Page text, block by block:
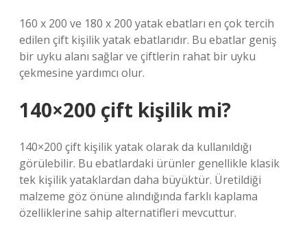
160 x 200 ve 180 x 200 yatak ebatları en çok tercih
edilen çift kişilik yatak ebatlarıdır. Bu ebatlar geniş
bir uyku alanı sağlar ve çiftlerin rahat bir uyku
çekmesine yardımcı olur.
140×200 çift kişilik mi?
140×200 çift kişilik yatak olarak da kullanıldığı
görülebilir. Bu ebatlardaki ürünler genellikle klasik
tek kişilik yataklardan daha büyüktür. Üretildiği
malzeme göz önüne alındığında farklı kaplama
özelliklerine sahip alternatifleri mevcuttur.